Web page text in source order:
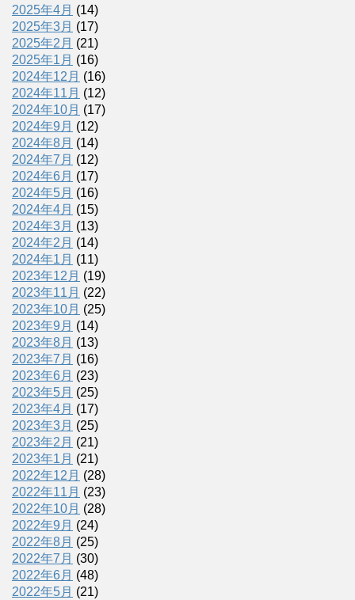
2025年4月 (14)
2025年3月 (17)
2025年2月 (21)
2025年1月 (16)
2024年12月 (16)
2024年11月 (12)
2024年10月 (17)
2024年9月 (12)
2024年8月 (14)
2024年7月 (12)
2024年6月 (17)
2024年5月 (16)
2024年4月 (15)
2024年3月 (13)
2024年2月 (14)
2024年1月 (11)
2023年12月 (19)
2023年11月 (22)
2023年10月 (25)
2023年9月 (14)
2023年8月 (13)
2023年7月 (16)
2023年6月 (23)
2023年5月 (25)
2023年4月 (17)
2023年3月 (25)
2023年2月 (21)
2023年1月 (21)
2022年12月 (28)
2022年11月 (23)
2022年10月 (28)
2022年9月 (24)
2022年8月 (25)
2022年7月 (30)
2022年6月 (48)
2022年5月 (21)